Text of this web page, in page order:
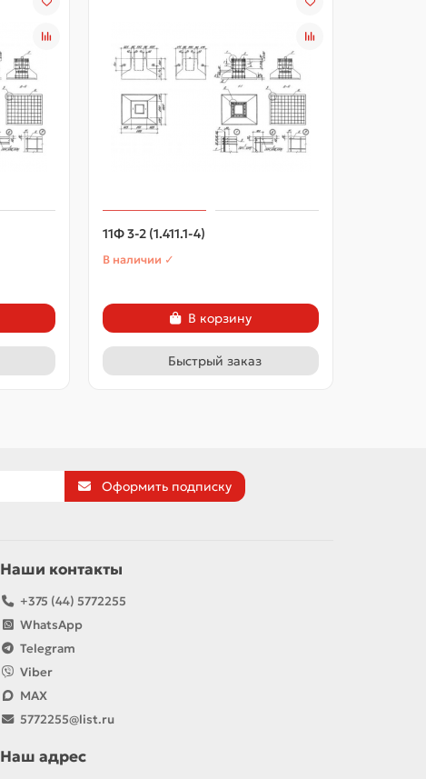
11Ф 3-2 (1.411.1-4)
В наличии ✓
В корзину
Быстрый заказ
Оформить подписку
Наши контакты
+375 (44) 5772255
WhatsApp
Telegram
Viber
MAX
5772255@list.ru
Наш адрес